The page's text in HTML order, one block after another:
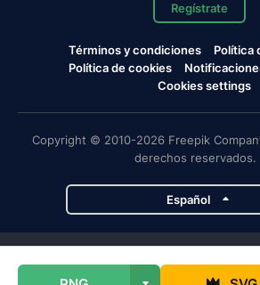
Regístrate
Términos y condiciones
Política
Política de cookies
Cookies settings
Copyright © 2010-2026 Freepik
derechos reservados.
Español